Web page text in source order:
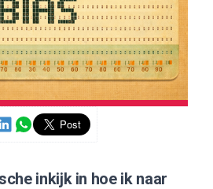
inkijk in hoe ik naar